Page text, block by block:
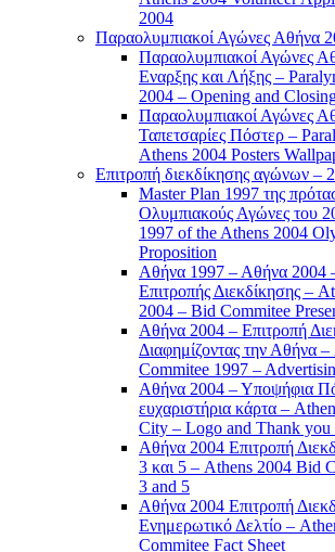
2004
Παραολυμπιακοί Αγώνες Αθήνα
Παραολυμπιακοί Αγώνες
Εναρξης και Λήξης –
2004 – Opening and
Παραολυμπιακοί Αγώνες
Ταπετσαρίες Πόστερ –
Athens 2004 Posters
Επιτροπή διεκδίκησης αγώνων –
Master Plan 1997 της
Ολυμπιακούς Αγώνες του
1997 of the Athens 2004
Proposition
Αθήνα 1997 – Αθήνα 2004
Επιτροπής Διεκδίκησης –
2004 – Bid Commitee
Αθήνα 2004 – Επιτροπή
Διαφημίζοντας την Αθήνα
Commitee 1997 –
Αθήνα 2004 – Υποψήφια
ευχαριστήρια κάρτα –
City – Logo and Thank you
Αθήνα 2004 Επιτροπή
3 και 5 – Athens 2004 Bid
3 and 5
Αθήνα 2004 Επιτροπή
Ενημερωτικό Δελτίο –
Commitee Fact Sheet